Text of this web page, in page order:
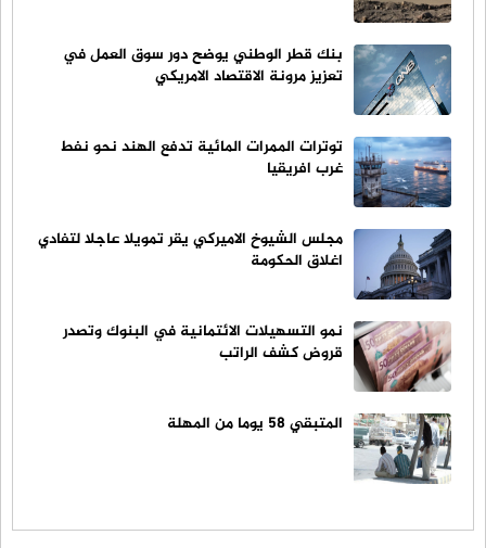
بنك قطر الوطني يوضح دور سوق العمل في
تعزيز مرونة الاقتصاد الامريكي
توترات الممرات المائية تدفع الهند نحو نفط
غرب افريقيا
مجلس الشيوخ الاميركي يقر تمويلا عاجلا لتفادي
اغلاق الحكومة
نمو التسهيلات الائتمانية في البنوك وتصدر
قروض كشف الراتب
المتبقي 58 يوما من المهلة